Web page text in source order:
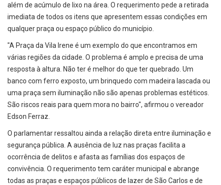
além de acúmulo de lixo na área. O requerimento pede a retirada
imediata de todos os itens que apresentem essas condições em
qualquer praça ou espaço público do município.
"A Praça da Vila Irene é um exemplo do que encontramos em
várias regiões da cidade. O problema é amplo e precisa de uma
resposta à altura. Não ter é melhor do que ter quebrado. Um
banco com ferro exposto, um brinquedo com madeira lascada ou
uma praça sem iluminação não são apenas problemas estéticos.
São riscos reais para quem mora no bairro", afirmou o vereador
Edson Ferraz.
O parlamentar ressaltou ainda a relação direta entre iluminação e
segurança pública. A ausência de luz nas praças facilita a
ocorrência de delitos e afasta as famílias dos espaços de
convivência. O requerimento tem caráter municipal e abrange
todas as praças e espaços públicos de lazer de São Carlos e de